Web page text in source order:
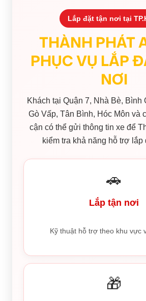
Lắp đặt tận nơi tại
THÀNH PHÁT
PHỤC VỤ LẮP
NƠI
Khách tại Quận 7, Nhà Bè, Bình
Gò Vấp, Tân Bình, Hóc Môn và
cận có thể gửi thông tin xe để
kiểm tra khả năng hỗ trợ lắp
🚗
Lắp tận nơi
Kỹ thuật hỗ trợ theo khu vực
🎁